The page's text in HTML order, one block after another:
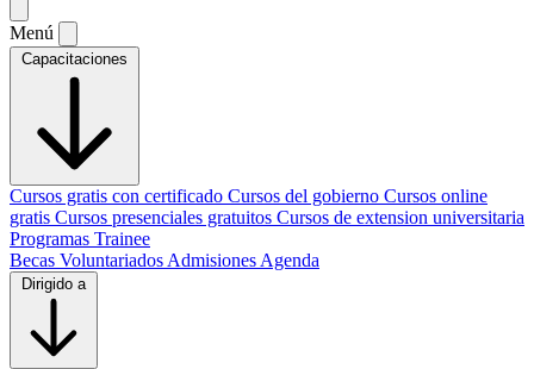
Menú
Capacitaciones
Cursos gratis con certificado Cursos del gobierno Cursos online
gratis Cursos presenciales gratuitos Cursos de extension universitaria
Programas Trainee
Becas Voluntariados Admisiones Agenda
Dirigido a